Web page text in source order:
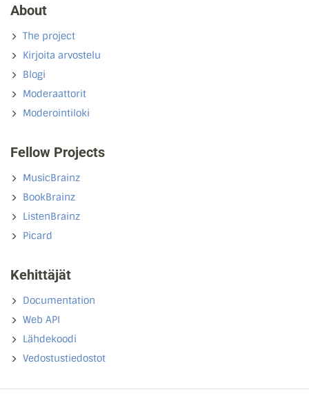
About
The project
Kirjoita arvostelu
Blogi
Moderaattorit
Moderointiloki
Fellow Projects
MusicBrainz
BookBrainz
ListenBrainz
Picard
Kehittäjät
Documentation
Web API
Lähdekoodi
Vedostustiedostot